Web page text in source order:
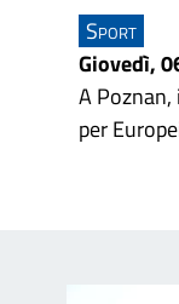
Sport
Giovedì,
A
per